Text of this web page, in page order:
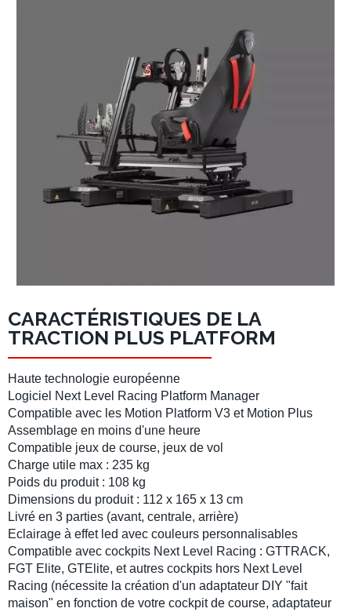
CARACTÉRISTIQUES DE LA
TRACTION PLUS PLATFORM
Haute technologie européenne
Logiciel Next Level Racing Platform Manager
Compatible avec les Motion Platform V3 et Motion Plus
Assemblage en moins d'une heure
Compatible jeux de course, jeux de vol
Charge utile max : 235 kg
Poids du produit : 108 kg
Dimensions du produit : 112 x 165 x 13 cm
Livré en 3 parties (avant, centrale, arrière)
Eclairage à effet led avec couleurs personnalisables
Compatible avec cockpits Next Level Racing : GTTRACK,
FGT Elite, GTElite, et autres cockpits hors Next Level
Racing (nécessite la création d'un adaptateur DIY "fait
maison" en fonction de votre cockpit de course, adaptateur